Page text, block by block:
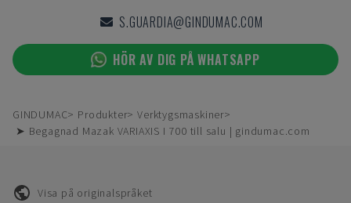
S.GUARDIA@GINDUMAC.COM
HÖR AV DIG PÅ WHATSAPP
GINDUMAC Produkter
Verktygsmaskiner
➤ Begagnad Mazak VARIAXIS I 700 till salu | gindumac.com
Visa på originalspråket